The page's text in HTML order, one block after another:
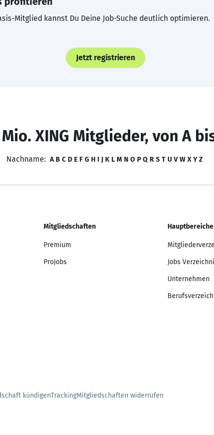
Mitglied kannst Du Deine Job-Suche deutlich optimieren.
Jetzt registrieren
Mio. XING Mitglieder, von A
Nachname: A B C D E F G H I J K L M N O P Q R S T U V W X Y Z
Mitgliedschaften
Premium
ProJobs
Hauptbereiche
Jobs
Unternehmen
kündigenTrackingMitgliedschaften widerrufen